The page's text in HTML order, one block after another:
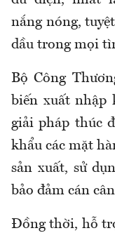
nắng nóng,
dầu trong mọi
Bộ Công
biến xuất nhập
giải pháp thúc
khẩu các mặt
sản xuất, sử
bảo đảm cán
Đồng thời, hỗ